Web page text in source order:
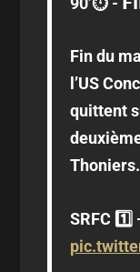
Fin du
l’US
quittent
Thoniers.
SRFC 1️⃣